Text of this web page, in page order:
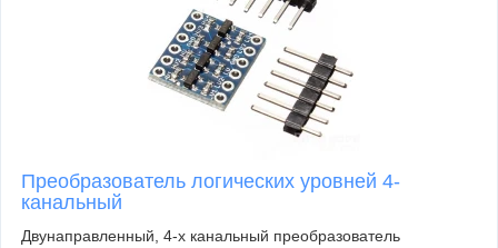
Преобразователь логических уровней 4-
канальный
Двунаправленный, 4-х канальный преобразователь